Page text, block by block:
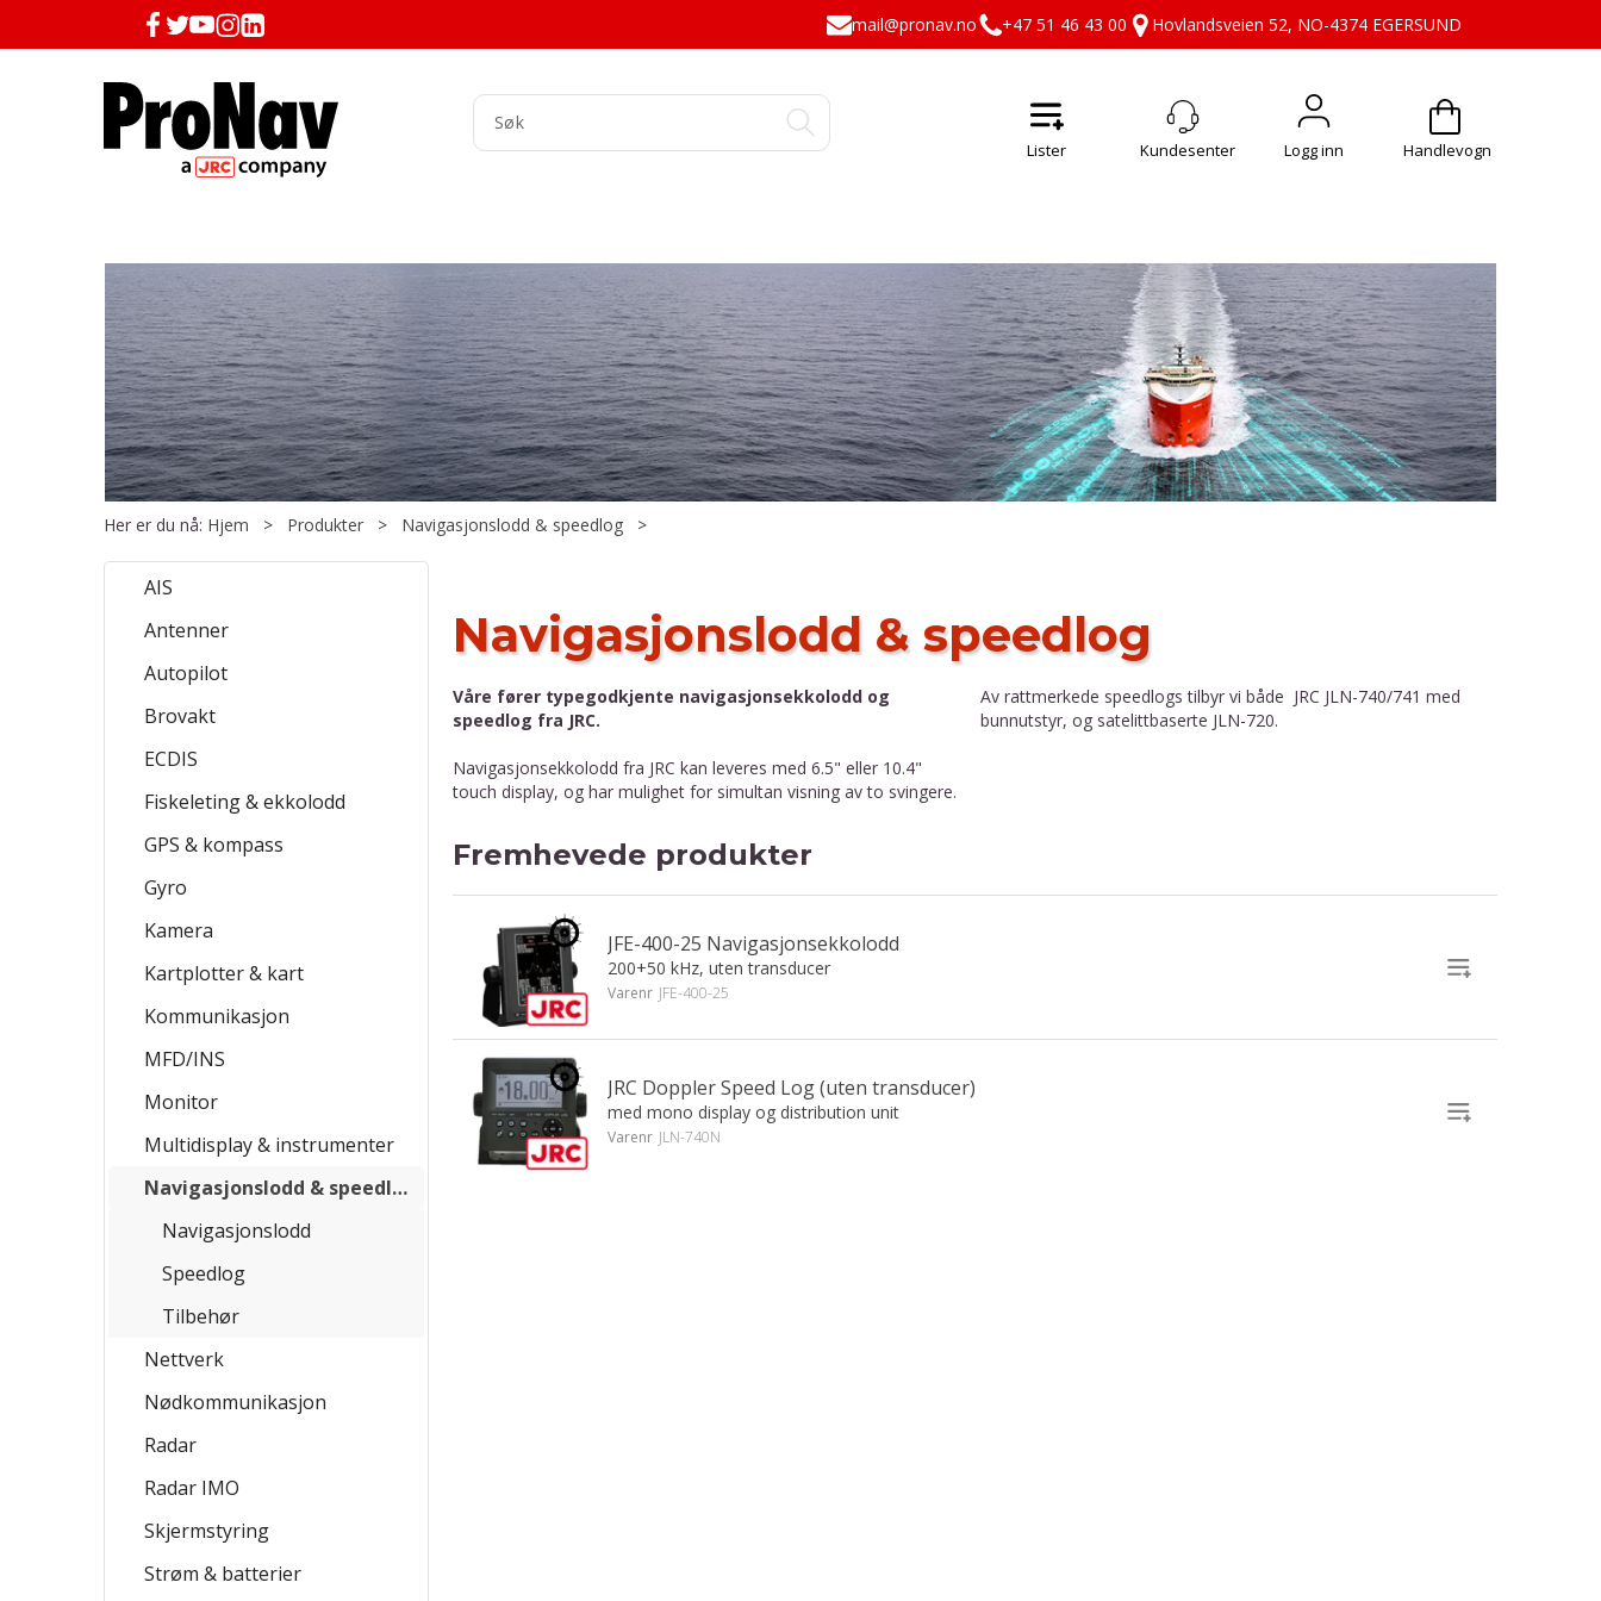
mail@pronav.no +47 51 46 43 00 Hovlandsveien 52, NO-4374 EGERSUND
Logg inn Handlevogn
Produkter
Her er du nå: Hjem > Produkter > Navigasjonslodd & speedlog >
AIS
Antenner
Autopilot
Brovakt
ECDIS
Fiskeleting & ekkolodd
GPS & kompass
Gyro
Kamera
Kartplotter & kart
Kommunikasjon
MFD/INS
Monitor
Multidisplay & instrumenter
Navigasjonslodd & speedlog
Navigasjonslodd
Speedlog
Tilbehør
Nettverk
Nødkommunikasjon
Radar
Radar IMO
Skjermstyring
Strøm & batterier
Navigasjonslodd & speedlog
Våre fører typegodkjente navigasjonsekkolodd og
speedlog fra JRC.
Navigasjonsekkolodd fra JRC kan leveres med 6.5" eller 10.4"
touch display, og har mulighet for simultan visning av to svingere.
Av rattmerkede speedlogs tilbyr vi både JRC JLN-740/741 med
bunnutstyr, og satelittbaserte JLN-720.
Fremhevede produkter
JFE-400-25 Navigasjonsekkolodd
200+50 kHz, uten transducer
Varenr JFE-400-25
JRC Doppler Speed Log (uten transducer)
med mono display og distribution unit
Varenr JLN-740N